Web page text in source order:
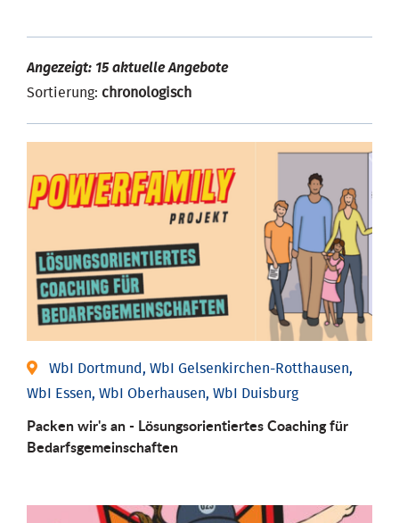
Angezeigt: 15 aktuelle Angebote
Sortierung: chronologisch
WbI Dortmund, WbI Gelsenkirchen-Rotthausen,
WbI Essen, WbI Oberhausen, WbI Duisburg
Packen wir's an - Lösungsorientiertes Coaching für
Bedarfsgemeinschaften